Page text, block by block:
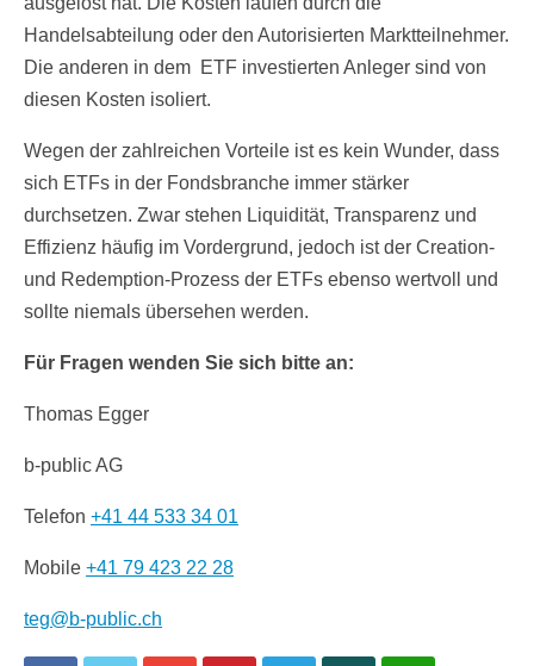
Handelsabteilung oder den Autorisierten Marktteilnehmer.
Die anderen in dem ETF investierten Anleger sind von
diesen Kosten isoliert.
Wegen der zahlreichen Vorteile ist es kein Wunder, dass
sich ETFs in der Fondsbranche immer stärker
durchsetzen. Zwar stehen Liquidität, Transparenz und
Effizienz häufig im Vordergrund, jedoch ist der Creation-
und Redemption-Prozess der ETFs ebenso wertvoll und
sollte niemals übersehen werden.
Für Fragen wenden Sie sich bitte an:
Thomas Egger
b-public AG
Telefon +41 44 533 34 01
Mobile +41 79 423 22 28
teg@b-public.ch